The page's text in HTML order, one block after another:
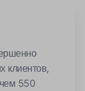
клиентов,
550